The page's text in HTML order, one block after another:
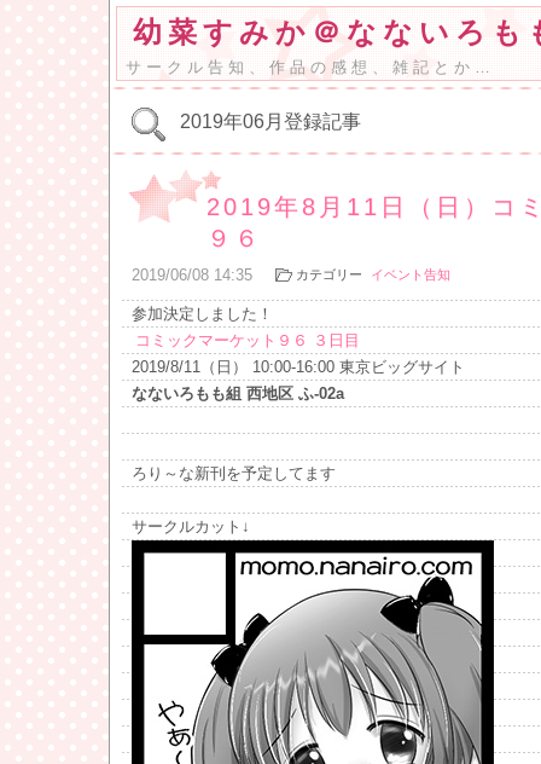
幼菜すみか＠なないろも
サークル告知、作品の感想、雑記とか…
2019年06月登録記事
2019年8月11日（日）コ
９６
2019/06/08 14:35 カテゴリー イベント告知
参加決定しました！
コミックマーケット９６ ３日目
2019/8/11（日） 10:00-16:00 東京ビッグサイト
なないろもも組 西地区 ふ-02a
ろり～な新刊を予定してます
サークルカット↓